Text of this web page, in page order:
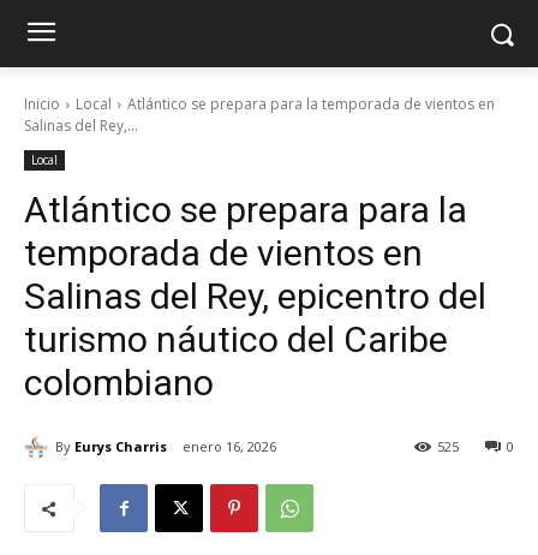
Inicio Local
Atlántico se prepara para la temporada de vientos en
Salinas del Rey,...
Local
Atlántico se prepara para la
temporada de vientos en
Salinas del Rey, epicentro del
turismo náutico del Caribe
colombiano
By Eurys Charris enero 16, 2026 0
525